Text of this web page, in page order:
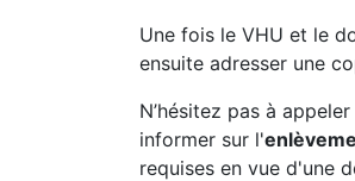
Une fois le VHU et le
ensuite adresser une
N’hésitez pas à
informer sur l'
requises en vue d'une